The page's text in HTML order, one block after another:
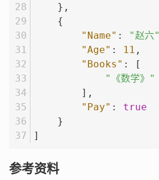
} ,
{
"Name" : "赵六"
"Age" : 11 ,
"Books" :
[
"《数学》"
] ,
"Pay" :
true
}
]
参考资料